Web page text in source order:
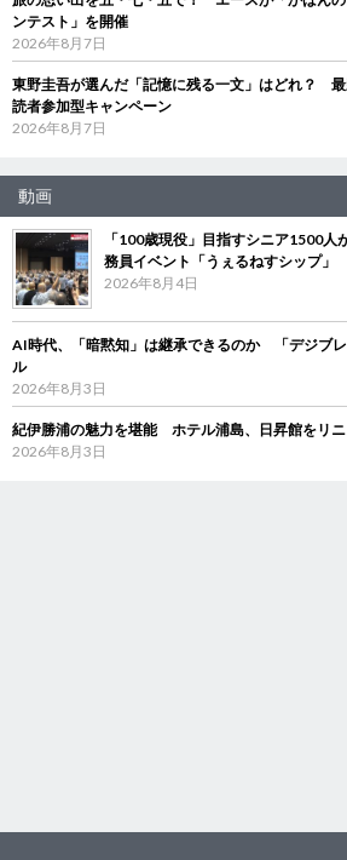
ンテスト」を開催
2026年8月7日
東野圭吾が選んだ「記憶に残る一文」はどれ？
読者参加型キャンペーン
2026年8月7日
動画
「100歳現役」目指すシニア1500
務員イベント「うぇるねすシップ」
2026年8月4日
AI時代、「暗黙知」は継承できるのか 「デジブ
ル
2026年8月3日
紀伊勝浦の魅力を堪能 ホテル浦島、日昇館をリ
2026年8月3日